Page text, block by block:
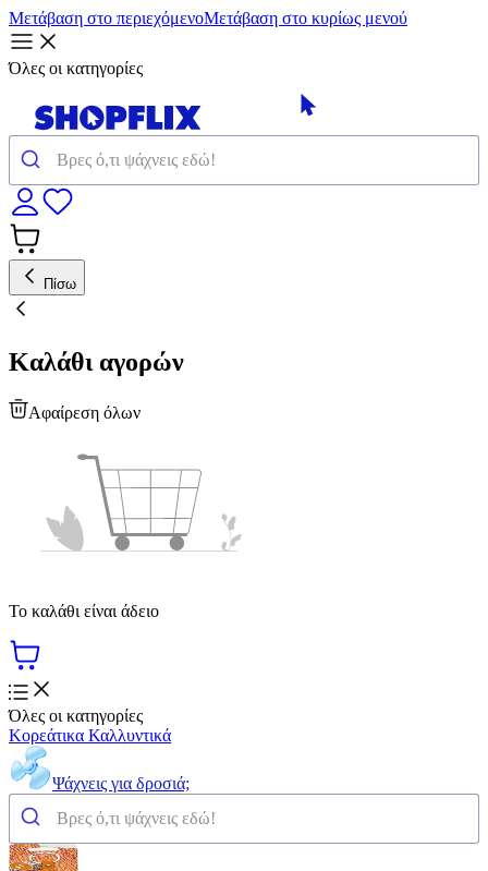
Μετάβαση στο περιεχόμενοΜετάβαση στο κυρίως μενού
Όλες οι κατηγορίες
Πίσω
Καλάθι αγορών
Αφαίρεση όλων
Το καλάθι είναι άδειο
Όλες οι κατηγορίες
Κορεάτικα Καλλυντικά
Ψάχνεις για δροσιά;